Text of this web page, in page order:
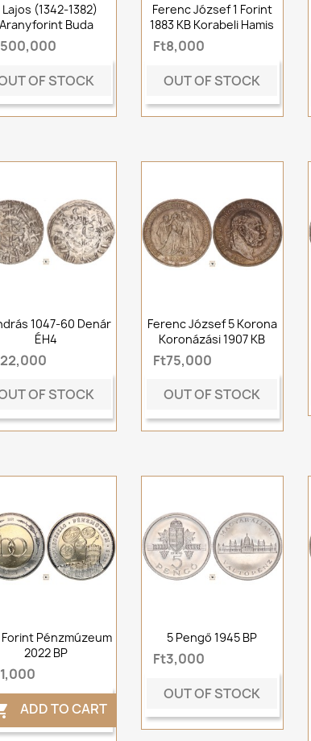
Lajos (1342-1382)
Buda
OF STOCK
Ferenc József 1 Forint
1883 KB Korabeli Hamis
Ft8,000
OUT OF STOCK
1047-60 Denár
ÉH4
OF STOCK
Ferenc József 5 Korona
Koronázási 1907 KB
Ft75,000
OUT OF STOCK
Forint Pénzmúzeum
2022 BP
ADD TO CART
5 Pengő 1945 BP
Ft3,000
OUT OF STOCK